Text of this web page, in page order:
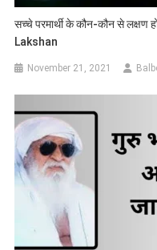
सच्चे परमार्थी के कौन-कौन से
Lakshan
November 21, 2021